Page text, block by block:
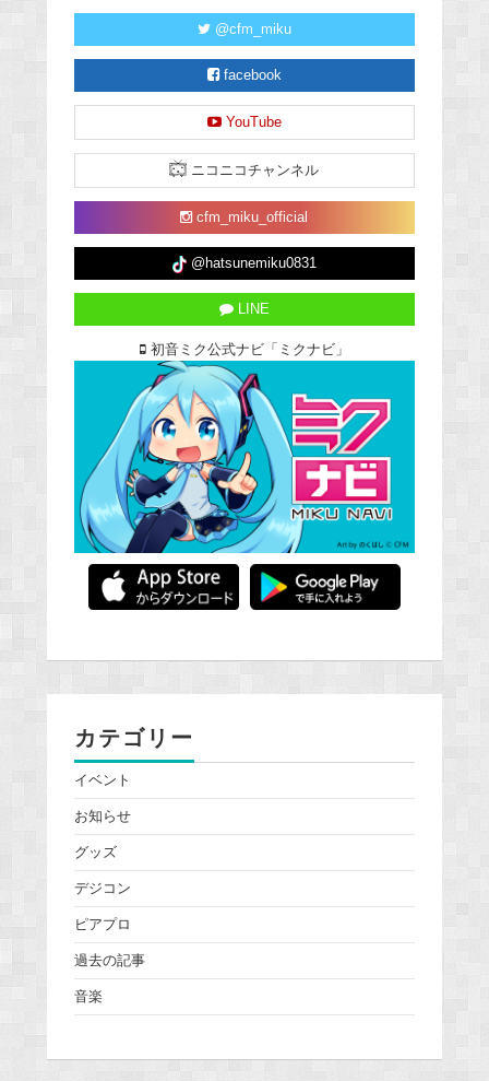
@cfm_miku
facebook
YouTube
ニコニコチャンネル
cfm_miku_official
@hatsunemiku0831
LINE
初音ミク公式ナビ「ミクナビ」
カテゴリー
イベント
お知らせ
グッズ
デジコン
ピアプロ
過去の記事
音楽